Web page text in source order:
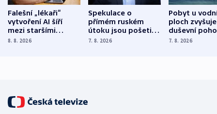
Falešní „lékaři“
vytvoření AI šíří
mezi staršími
Poláky nebezpečné
8. 8. 2026
Spekulace o
přímém ruském
útoku jsou pošetilé,
míní estonský
7. 8. 2026
Pobyt u
ploch zvyšuje
duševní
ukázala
7. 8. 2026